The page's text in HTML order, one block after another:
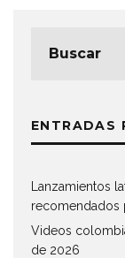
ENTRADAS
Lanzamientos
recomendados
Videos
de 2026